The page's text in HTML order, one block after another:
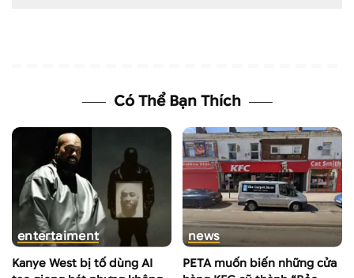
Có Thể Bạn Thích
entertaiment
Kanye West bị tố dùng AI
news
PETA muốn biến những cửa